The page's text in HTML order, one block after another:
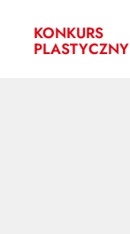
KONKURS
PLASTYCZNY